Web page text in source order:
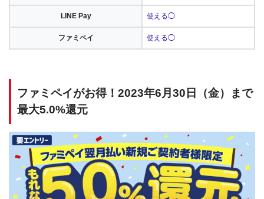
LINE Pay 使える◯
ファミペイ 使える◯
ファミペイがお得！2023年6月30日（金）まで
最大5.0%還元